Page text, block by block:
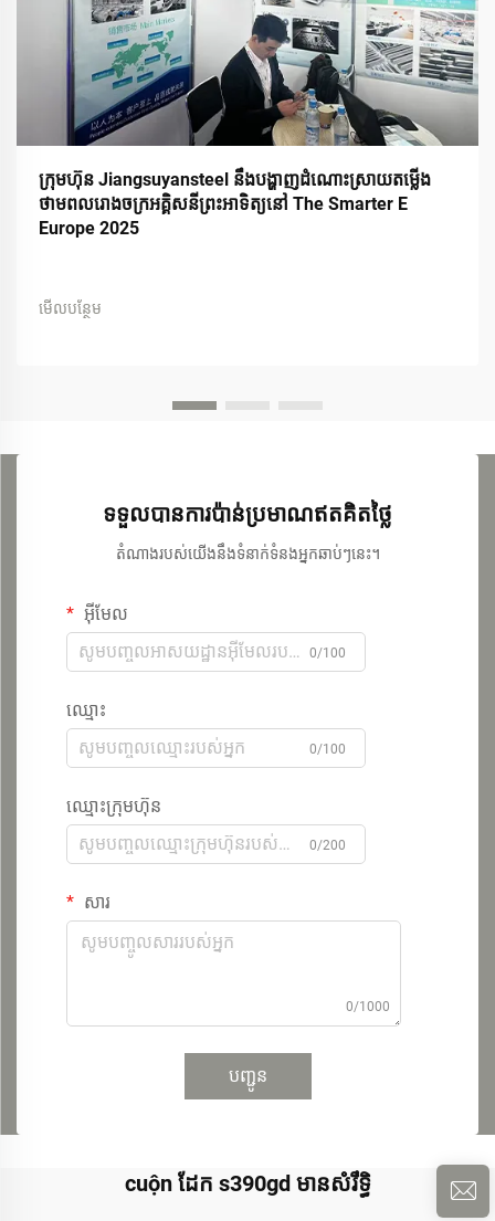
ក្រុមហ៊ុន Jiangsuyansteel នឹងបង្ហាញដំណោះស្រាយតម្លើង
ថាមពលរោងចក្រអគ្គិសនីព្រះអាទិត្យនៅ The Smarter E
Europe 2025
មើលបន្ថែម
ទទួលបានការប៉ាន់ប្រមាណឥតគិតថ្លៃ
តំណាងរបស់យើងនឹងទំនាក់ទំនងអ្នកឆាប់ៗនេះ។
អ៊ីមែល
0/100
ឈ្មោះ
0/100
ឈ្មោះក្រុមហ៊ុន
0/200
សារ
0/1000
បញ្ជូន
cuộn ដែក s390gd មាន​សំរឹទ្ធិ